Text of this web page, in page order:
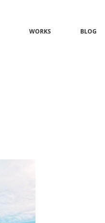
WORKS BLOG